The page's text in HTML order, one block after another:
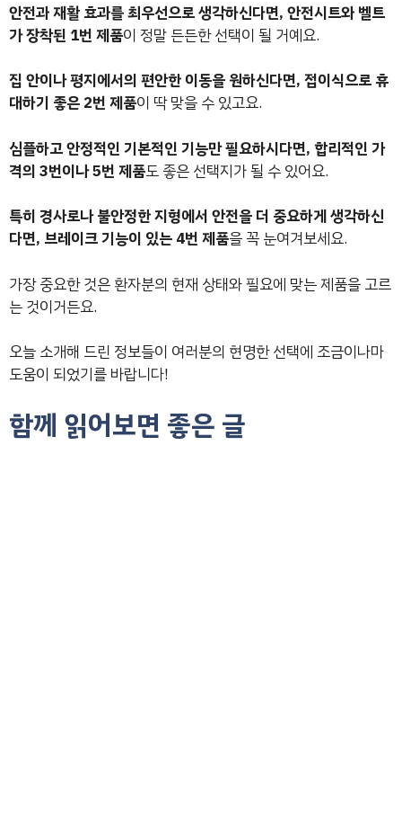
안전과 재활 효과를 최우선으로 생각하신다면, 안전시트와 벨트
가 장착된 1번 제품이 정말 든든한 선택이 될 거예요.
집 안이나 평지에서의 편안한 이동을 원하신다면, 접이식으로 휴
대하기 좋은 2번 제품이 딱 맞을 수 있고요.
심플하고 안정적인 기본적인 기능만 필요하시다면, 합리적인 가
격의 3번이나 5번 제품도 좋은 선택지가 될 수 있어요.
특히 경사로나 불안정한 지형에서 안전을 더 중요하게 생각하신
다면, 브레이크 기능이 있는 4번 제품을 꼭 눈여겨보세요.
가장 중요한 것은 환자분의 현재 상태와 필요에 맞는 제품을 고르
는 것이거든요.
오늘 소개해 드린 정보들이 여러분의 현명한 선택에 조금이나마
도움이 되었기를 바랍니다!
함께 읽어보면 좋은 글